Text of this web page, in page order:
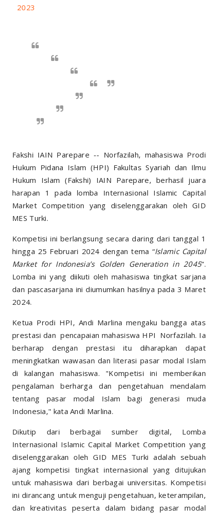
2023
Fakshi IAIN Parepare -- Norfazilah, mahasiswa Prodi
Hukum Pidana Islam (HPI) Fakultas Syariah dan Ilmu
Hukum Islam (Fakshi) IAIN Parepare, berhasil juara
harapan 1 pada lomba Internasional Islamic Capital
Market Competition yang diselenggarakan oleh GID
MES Turki.
Kompetisi ini berlangsung secara daring dari tanggal 1
hingga 25 Februari 2024 dengan tema “Islamic Capital
Market for Indonesia’s Golden Generation in 2045”.
Lomba ini yang diikuti oleh mahasiswa tingkat sarjana
dan pascasarjana ini diumumkan hasilnya pada 3 Maret
2024.
Ketua Prodi HPI, Andi Marlina mengaku bangga atas
prestasi dan pencapaian mahasiswa HPI Norfazilah. Ia
berharap dengan prestasi itu diharapkan dapat
meningkatkan wawasan dan literasi pasar modal Islam
di kalangan mahasiswa. "Kompetisi ini memberikan
pengalaman berharga dan pengetahuan mendalam
tentang pasar modal Islam bagi generasi muda
Indonesia," kata Andi Marlina.
Dikutip dari berbagai sumber digital, Lomba
Internasional Islamic Capital Market Competition yang
diselenggarakan oleh GID MES Turki adalah sebuah
ajang kompetisi tingkat internasional yang ditujukan
untuk mahasiswa dari berbagai universitas. Kompetisi
ini dirancang untuk menguji pengetahuan, keterampilan,
dan kreativitas peserta dalam bidang pasar modal